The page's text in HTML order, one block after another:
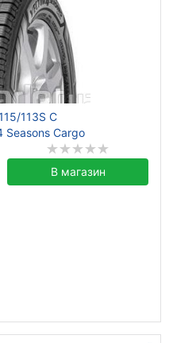
113S C
Seasons Cargo
В магазин